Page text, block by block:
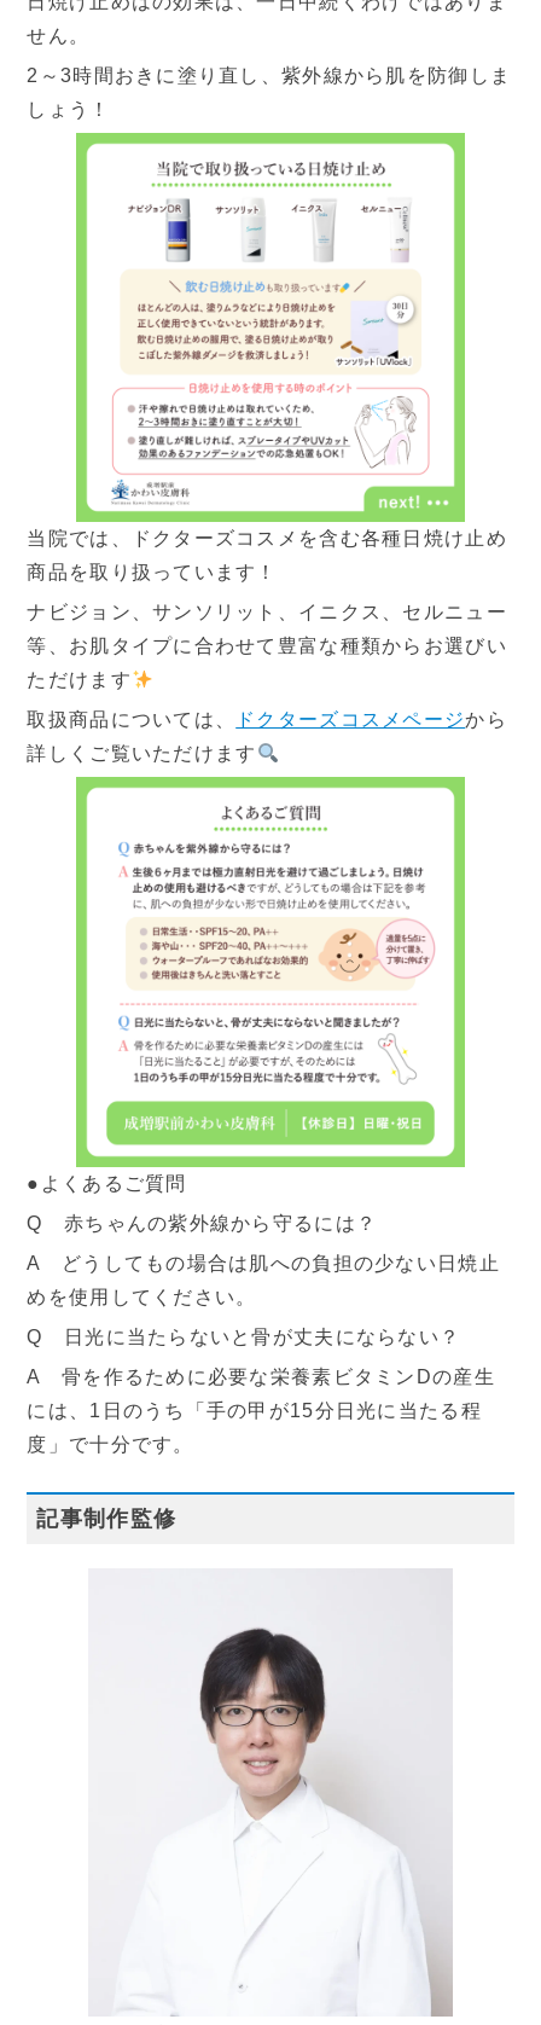
せん。
2～3時間おきに塗り直し、紫外線から肌を防御しま
しょう！
当院では、ドクターズコスメを含む各種日焼け止め
商品を取り扱っています！
ナビジョン、サンソリット、イニクス、セルニュー
等、お肌タイプに合わせて豊富な種類からお選びい
ただけます
取扱商品については、
ドクターズコスメページから
詳しくご覧いただけます
●よくあるご質問
Q 赤ちゃんの紫外線から守るには？
A どうしてもの場合は肌への負担の少ない日焼止
めを使用してください。
Q 日光に当たらないと骨が丈夫にならない？
A 骨を作るために必要な栄養素ビタミンDの産生
には、1日のうち「手の甲が15分日光に当たる程
度」で十分です。
記事制作監修